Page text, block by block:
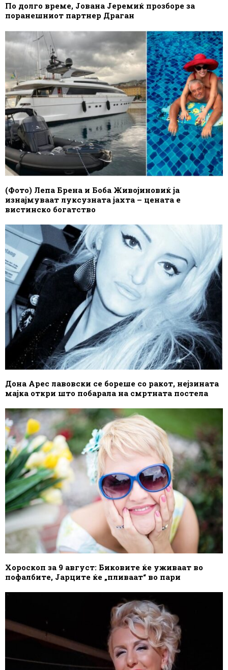
По долго време, Јована Јеремиќ прозборе за
поранешниот партнер Драган
(Фото) Лепа Брена и Боба Живојиновиќ ја
изнајмуваат луксузната јахта – цената е
вистинско богатство
Дона Арес лавовски се бореше со ракот, нејзината
мајка откри што побарала на смртната постела
Хороскоп за 9 август: Биковите ќе уживаат во
пофалбите, Јарците ќе „пливаат“ во пари